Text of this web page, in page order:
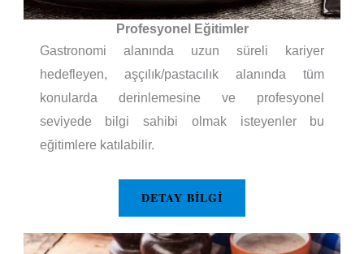
Profesyonel Eğitimler
Gastronomi alanında uzun süreli kariyer
hedefleyen, aşçılık/pastacılık alanında tüm
konularda derinlemesine ve profesyonel
seviyede bilgi sahibi olmak isteyenler bu
eğitimlere katılabilir.
DETAY BILGI